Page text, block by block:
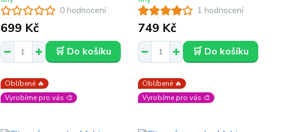
0 hodnocení
699 Kč
🛒 Do košíku
1 hodnocení
749 Kč
🛒 Do košíku
Oblíbené 🔥
Vyrobíme pro vás 🎨
Oblíbené 🔥
Vyrobíme pro vás 🎨